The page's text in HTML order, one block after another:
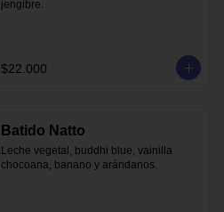
jengibre.
$22.000
Batido Natto
Leche vegetal, buddhi blue, vainilla
chocoana, banano y arándanos.